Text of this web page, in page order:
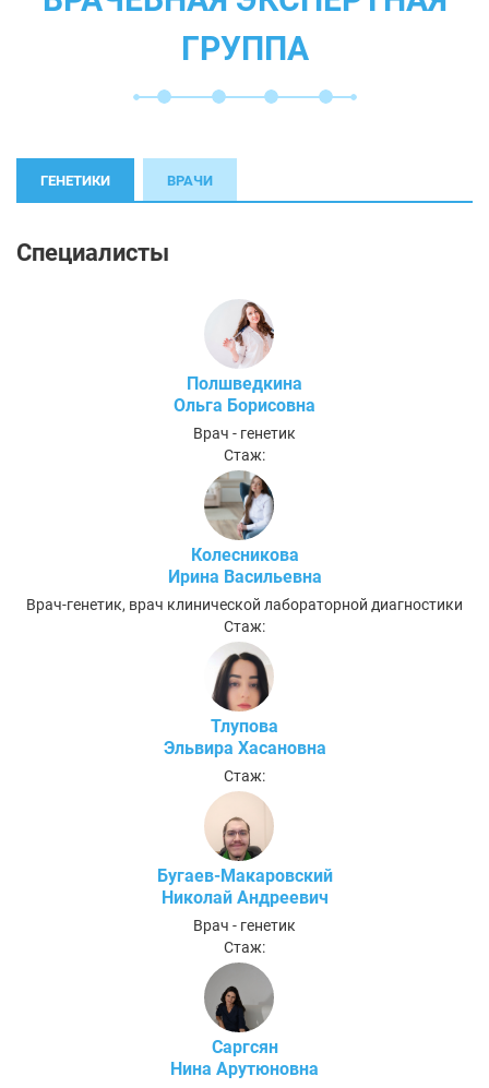
ГРУППА
ГЕНЕТИКИ ВРАЧИ
Специалисты
Полшведкина
Ольга Борисовна
Врач - генетик
Стаж:
Колесникова
Ирина Васильевна
Врач-генетик, врач клинической лабораторной диагностики
Стаж:
Тлупова
Эльвира Хасановна
Стаж:
Бугаев-Макаровский
Николай Андреевич
Врач - генетик
Стаж:
Саргсян
Нина Арутюновна